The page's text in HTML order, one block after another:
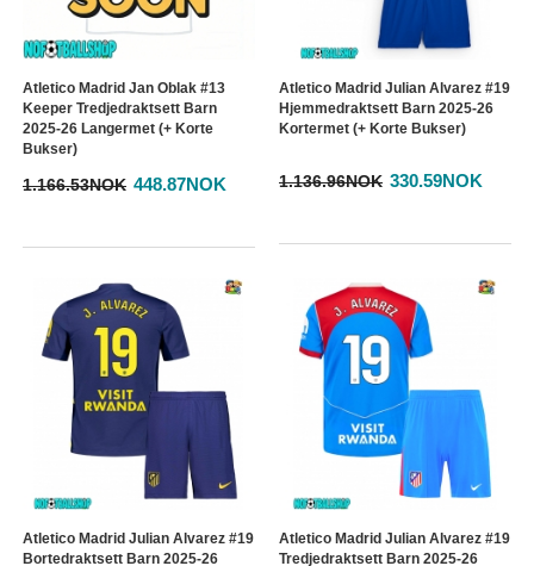
Atletico Madrid Jan Oblak #13
Keeper Tredjedraktsett Barn
2025-26 Langermet (+ Korte
Bukser)
1.166.53NOK 448.87NOK
Atletico Madrid Julian Alvarez #19
Hjemmedraktsett Barn 2025-26
Kortermet (+ Korte Bukser)
1.136.96NOK 330.59NOK
Atletico Madrid Julian Alvarez #19
Bortedraktsett Barn 2025-26
Atletico Madrid Julian Alvarez #19
Tredjedraktsett Barn 2025-26